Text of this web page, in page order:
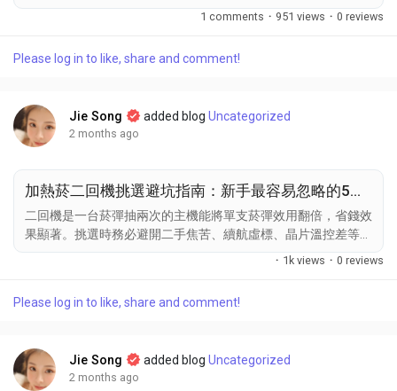
了近期各大網路討論區詢問度爆棚的熱門單品。不過網路上代購
Fasoul Stellar 哪裡買的防偽特徵 在搜尋Fasoul的各種通路時，
度極高的 3D 曲面 LED 顯示螢幕，能直覺呈現電量、加熱進度與
模式，相容於 TEREA 與 SENTIA 煙彈（注意：不支援舊款
HEETS 刀片式煙彈）。機身重量約為 101 克，質感細緻，若遇
Fasoul...
1 comments · 951 views · 0 reviews
Please log in to like, share and comment!
Jie Song added blog Uncategorized
2 months ago
加熱菸二回機挑選避坑指南：新手最容易忽略的5個關鍵問題
二回機是一台菸彈抽兩次的主機能將單支菸彈效用翻倍，省錢效
果顯著。挑選時務必避開二手焦苦、續航虛標、晶片溫控差等雷
區。請參考以下IQOS二回機核心避坑指南與選購重點： 相容性
電磁感應加熱技術也就是無加熱片設計。 續航與電池容量選擇
目追求高容量而忽略了電壓、功率與整體能耗的關係。電池容量
代表總電量，但能用多久取決於設備的耗電速度，且大容量通常
伴隨高重量、高成本與充電時間長等缺點。 加熱技術差異容易
· 1k views · 0 reviews
Please log in to like, share and comment!
Jie Song added blog Uncategorized
2 months ago